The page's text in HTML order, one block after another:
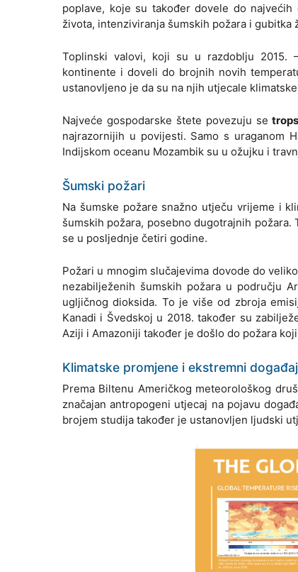
poplave, koje su također dovele do
života, intenziviranja šumskih požara i gubitka
Toplinski valovi, koji su u razdoblju 2015.
kontinente i doveli do brojnih novih
ustanovljeno je da su na njih utjecale
Najveće gospodarske štete povezuju se
najrazornijih u povijesti. Samo s uraganom
Indijskom oceanu Mozambik su u ožujku i
Šumski požari
Na šumske požare snažno utječu vrijeme i
šumskih požara, posebno dugotrajnih
se u posljednje četiri godine.
Požari u mnogim slučajevima dovode do
nezabilježenih šumskih požara u području
ugljičnog dioksida. To je više od zbroja
Kanadi i Švedskoj u 2018. također su
Aziji i Amazoniji također je došlo do požara
Klimatske promjene i ekstremni
Prema Biltenu Američkog meteorološkog
značajan antropogeni utjecaj na pojavu
brojem studija također je ustanovljen ljudski